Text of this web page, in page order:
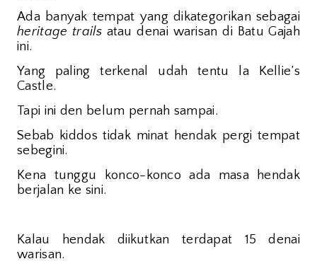
Ada banyak tempat yang dikategorikan sebagai
heritage trailsatau denai warisan di Batu Gajah
ini.
Yang paling terkenal udah tentu la Kellie’s
Castle.
Tapi ini den belum pernah sampai.
Sebab kiddos tidak minat hendak pergi tempat
sebegini.
Kena tunggu konco-konco ada masa hendak
berjalan ke sini.
Kalau hendak diikutkan terdapat 15 denai
warisan.